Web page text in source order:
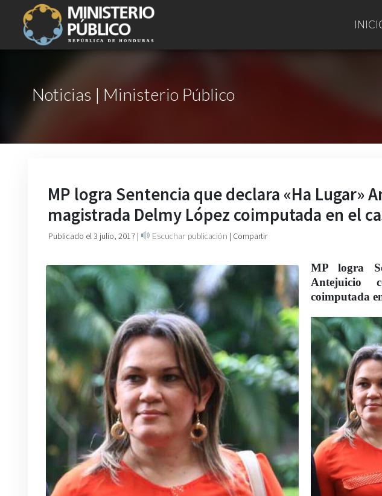
Noticias | Ministerio Público
MP logra Sentencia que declara «Ha Lugar»
magistrada Delmy López coimputada en el
Publicado el 3 julio, 2017 | Escuchar publicación | Compartir
MP logra
Antejuicio
coimputada